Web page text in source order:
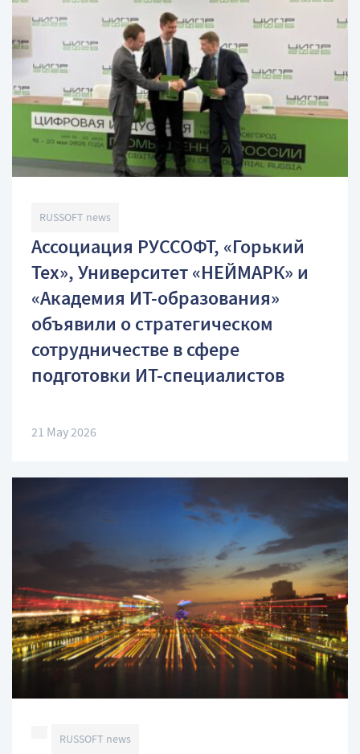
RUSSOFT news
Ассоциация РУССОФТ, «Горький
Тех», Университет «НЕЙМАРК» и
«Академия ИТ-образования»
объявили о стратегическом
сотрудничестве в сфере
подготовки ИТ-специалистов
21 May 2026
RUSSOFT news